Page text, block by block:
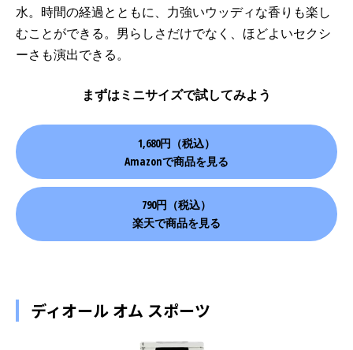
水。時間の経過とともに、力強いウッディな香りも楽し
むことができる。男らしさだけでなく、ほどよいセクシ
ーさも演出できる。
まずはミニサイズで試してみよう
1,680円（税込）
Amazonで商品を見る
790円（税込）
楽天で商品を見る
ディオール オム スポーツ